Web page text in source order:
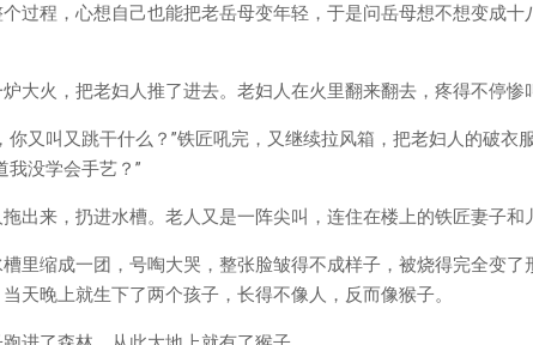
过程，心想自己也能把老岳母变年轻，于是问岳母想不想变成十
大火，把老妇人推了进去。老妇人在火里翻来翻去，疼得不停惨
你又叫又跳干什么？”铁匠吼完，又继续拉风箱，把老妇人的破衣
我没学会手艺？”
出来，扔进水槽。老人又是一阵尖叫，连住在楼上的铁匠妻子和
里缩成一团，号啕大哭，整张脸皱得不成样子，被烧得完全变了
天晚上就生下了两个孩子，长得不像人，反而像猴子。